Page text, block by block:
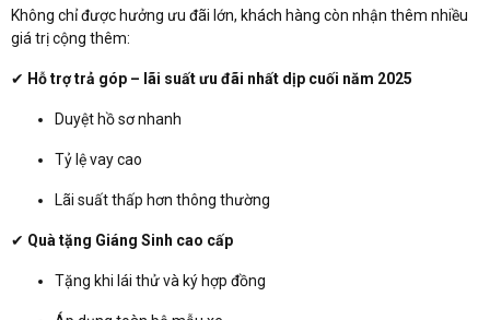
Không chỉ được hưởng ưu đãi lớn, khách hàng còn nhận thêm nhiều
giá trị cộng thêm:
✔ Hỗ trợ trả góp – lãi suất ưu đãi nhất dịp cuối năm 2025
Duyệt hồ sơ nhanh
Tỷ lệ vay cao
Lãi suất thấp hơn thông thường
✔ Quà tặng Giáng Sinh cao cấp
Tặng khi lái thử và ký hợp đồng